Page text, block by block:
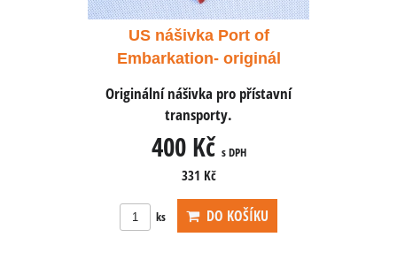
US nášivka Port of
Embarkation- originál
Originální nášivka pro přístavní
transporty.
400 Kč s DPH
331 Kč
ks DO KOŠÍKU